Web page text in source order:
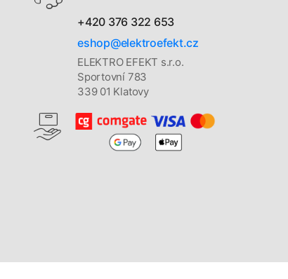
+420 376 322 653
eshop@elektroefekt.cz
ELEKTRO EFEKT s.r.o.
Sportovní 783
339 01 Klatovy